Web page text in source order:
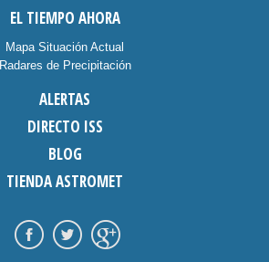
EL TIEMPO AHORA
Mapa Situación Actual
Radares de Precipitación
ALERTAS
DIRECTO ISS
BLOG
TIENDA ASTROMET